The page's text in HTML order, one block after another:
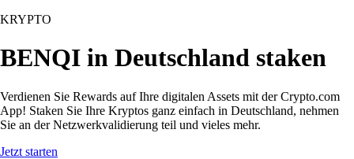
KRYPTO
BENQI in Deutschland staken
Verdienen Sie Rewards auf Ihre digitalen Assets mit der Crypto.com
App! Staken Sie Ihre Kryptos ganz einfach in Deutschland, nehmen
Sie an der Netzwerkvalidierung teil und vieles mehr.
Jetzt starten